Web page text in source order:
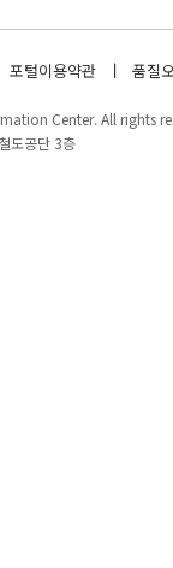
포털이용약관 품질
Center. All rights
도공단 3층